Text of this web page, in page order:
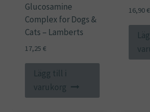
Glucosamine
Complex for Dogs &
Cats – Lamberts
17,25 €
Lägg till i
varukorg
16,90€